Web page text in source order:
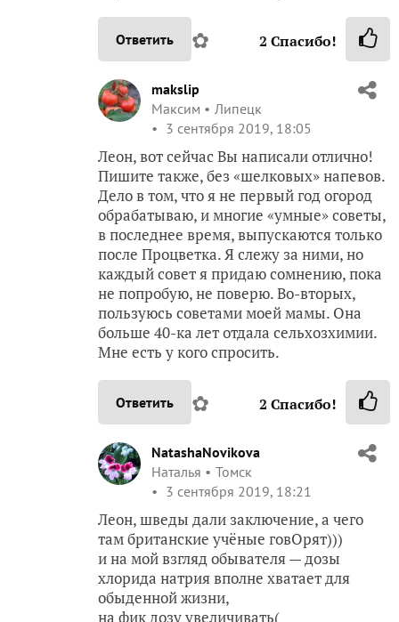
Ответить ✿ 2 Спасибо!
makslip
Максим
Липецк
3 сентября 2019, 18:05
Леон, вот сейчас Вы написали отлично!
Пишите также, без «шелковых» напевов.
Дело в том, что я не первый год огород
обрабатываю, и многие «умные» советы,
в последнее время, выпускаются только
после Процветка. Я слежу за ними, но
каждый совет я придаю сомнению, пока
не попробую, не поверю. Во-вторых,
пользуюсь советами моей мамы. Она
больше 40-ка лет отдала сельхозхимии.
Мне есть у кого спросить.
Ответить ✿ 2 Спасибо!
NatashaNovikova
Наталья
Томск
3 сентября 2019, 18:21
Леон, шведы дали заключение, а чего
там британские учёные говОрят)))
и на мой взгляд обывателя — дозы
хлорида натрия вполне хватает для
обыденной жизни,
на фик дозу увеличивать(